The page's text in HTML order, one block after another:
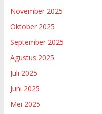
November 2025
Oktober 2025
September 2025
Agustus 2025
Juli 2025
Juni 2025
Mei 2025